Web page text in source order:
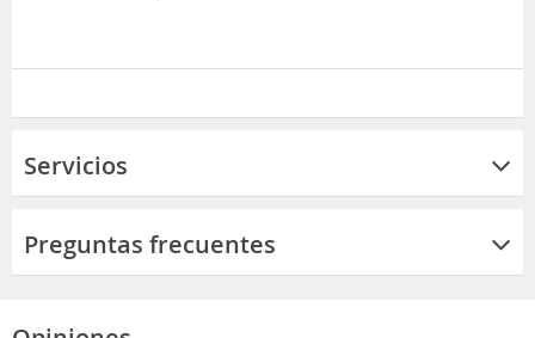
Servicios
Preguntas frecuentes